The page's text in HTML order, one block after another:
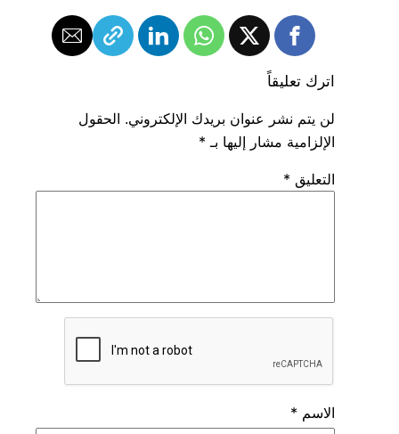
اترك تعليقاً
لن يتم نشر عنوان بريدك الإلكتروني. الحقول
الإلزامية مشار إليها بـ*
التعليق*
الاسم*